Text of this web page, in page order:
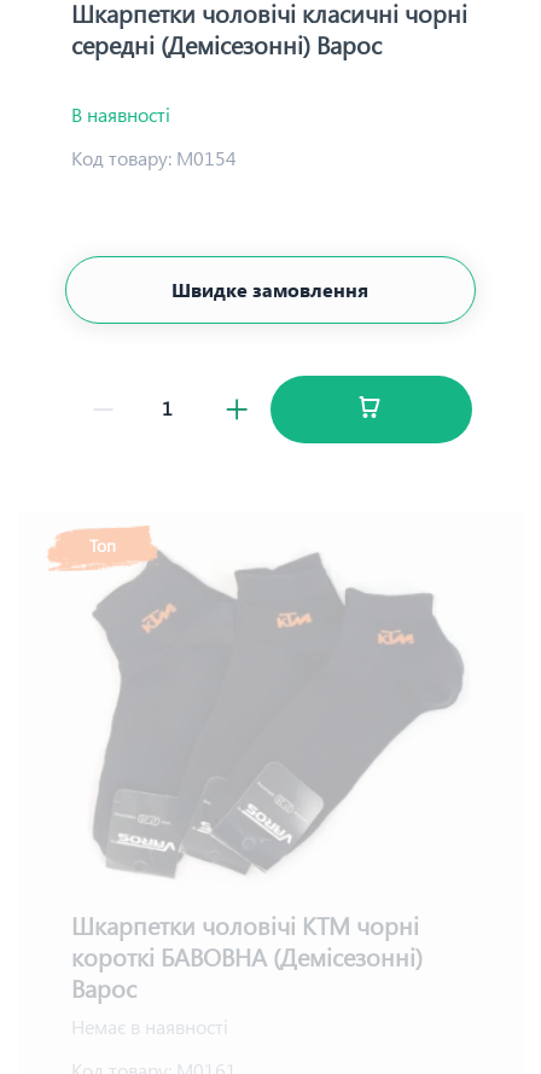
Шкарпетки чоловічі класичні чорні
середні (Демісезонні) Варос
В наявності
Код товару: М0154
Швидке замовлення
Топ
Шкарпетки чоловічі КТМ чорні
короткі БАВОВНА (Демісезонні)
Варос
Немає в наявності